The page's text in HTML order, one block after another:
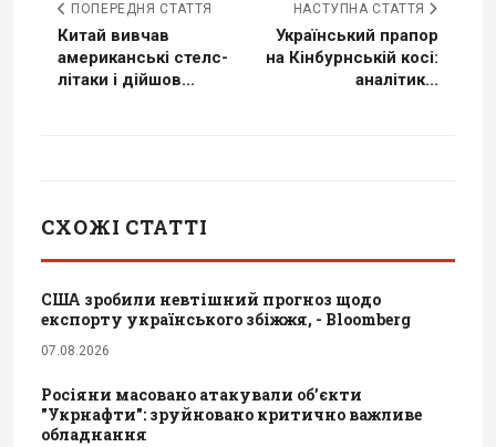
ПОПЕРЕДНЯ СТАТТЯ
Китай вивчав
американські стелс-
літаки і дійшов...
НАСТУПНА СТАТТЯ
Український прапор
на Кінбурнській косі:
аналітик...
СХОЖІ СТАТТІ
США зробили невтішний прогноз щодо
експорту українського збіжжя, - Bloomberg
07.08.2026
Росіяни масовано атакували обʼєкти
"Укрнафти": зруйновано критично важливе
обладнання